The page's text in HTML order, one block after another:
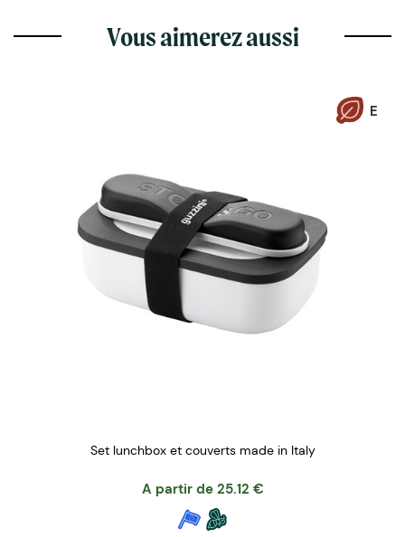
Vous aimerez aussi
E
Set lunchbox et couverts made in Italy
A partir de 25.12 €